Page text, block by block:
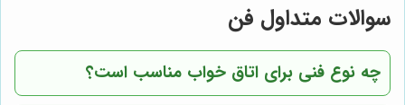
سوالات متداول فن
چه نوع فنی برای اتاق خواب مناسب است؟